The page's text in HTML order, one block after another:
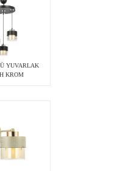
YUVARLAK
KROM